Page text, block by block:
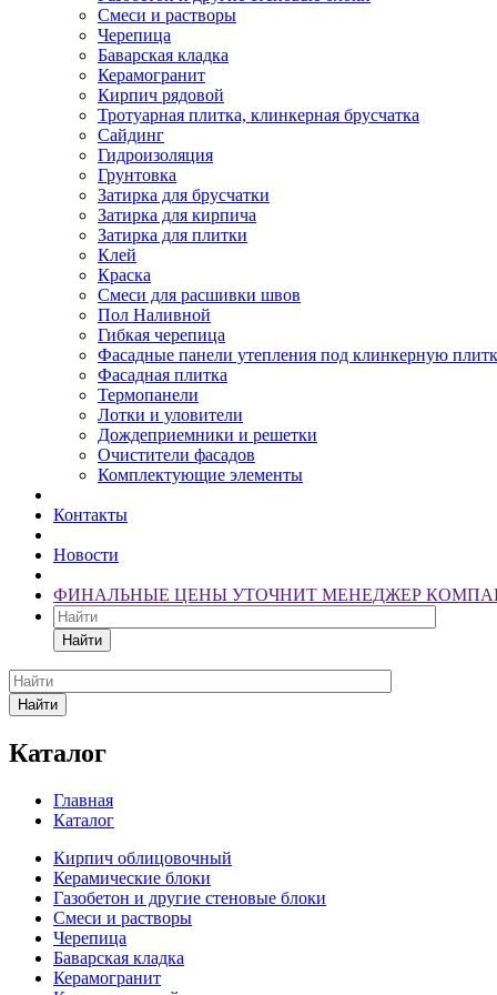
Смеси и растворы
Черепица
Баварская кладка
Керамогранит
Кирпич рядовой
Тротуарная плитка, клинкерная брусчатка
Сайдинг
Гидроизоляция
Грунтовка
Затирка для брусчатки
Затирка для кирпича
Затирка для плитки
Клей
Краска
Смеси для расшивки швов
Пол Наливной
Гибкая черепица
Фасадные панели утепления под клинкерную
Фасадная плитка
Термопанели
Лотки и уловители
Дождеприемники и решетки
Очистители фасадов
Комплектующие элементы
Контакты
Новости
ФИНАЛЬНЫЕ ЦЕНЫ УТОЧНИТ МЕНЕДЖЕР
Найти
Найти
Каталог
Главная
Каталог
Кирпич облицовочный
Керамические блоки
Газобетон и другие стеновые блоки
Смеси и растворы
Черепица
Баварская кладка
Керамогранит